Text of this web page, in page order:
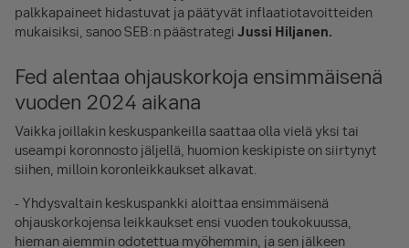
palkkapaineet hidastuvat ja päätyvät inflaatiotavoitteiden
mukaisiksi, sanoo SEB:n päästrategi Jussi Hiljanen.
Fed alentaa ohjauskorkoja ensimmäisenä
vuoden 2024 aikana
Vaikka joillakin keskuspankeilla saattaa olla vielä yksi tai
useampi koronnosto jäljellä, huomion keskipiste on siirtynyt
siihen, milloin koronleikkaukset alkavat.
- Yhdysvaltain keskuspankki aloittaa ensimmäisenä
ohjauskorkojensa leikkaukset ensi vuoden toukokuussa,
hieman aiemmin odotettua myöhemmin, ja sen jälkeen